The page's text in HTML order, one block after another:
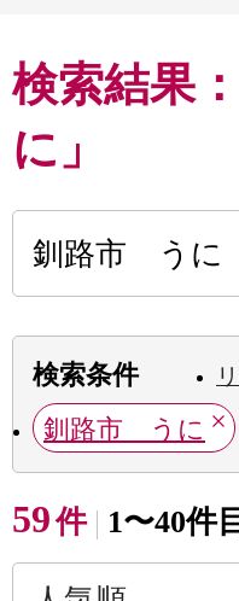
検索結果
に」
検索条件
釧路市 うに
59件 1〜40件